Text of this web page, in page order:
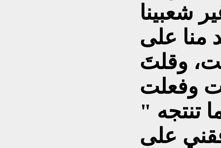
شعبينا
منا على
وقلتَ
" أنا عسكري وأعرف ما تنتجه
على